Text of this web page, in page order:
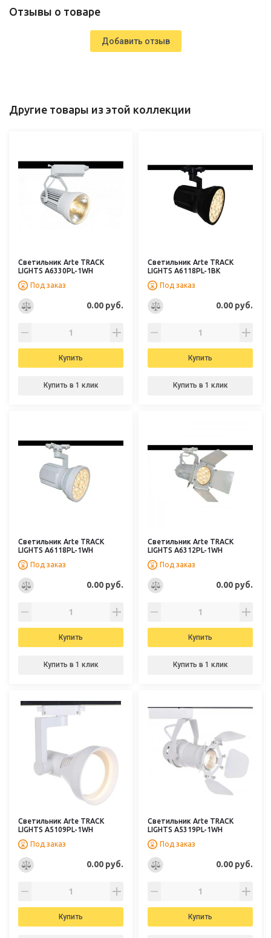
Отзывы о товаре
Добавить отзыв
Другие товары из этой коллекции
Светильник Arte TRACK
LIGHTS A6330PL-1WH
Под заказ
0.00 руб.
Купить
Купить в 1 клик
Светильник Arte TRACK
LIGHTS A6118PL-1BK
Под заказ
0.00 руб.
Купить
Купить в 1 клик
Светильник Arte TRACK
LIGHTS A6118PL-1WH
Под заказ
0.00 руб.
Купить
Купить в 1 клик
Светильник Arte TRACK
LIGHTS A6312PL-1WH
Под заказ
0.00 руб.
Купить
Купить в 1 клик
Светильник Arte TRACK
LIGHTS A5109PL-1WH
Под заказ
0.00 руб.
Купить
Светильник Arte TRACK
LIGHTS A5319PL-1WH
Под заказ
0.00 руб.
Купить